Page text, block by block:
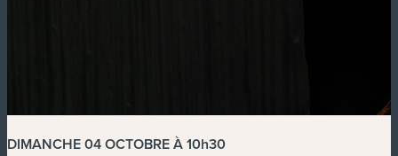
DIMANCHE 04 OCTOBRE À 10h30